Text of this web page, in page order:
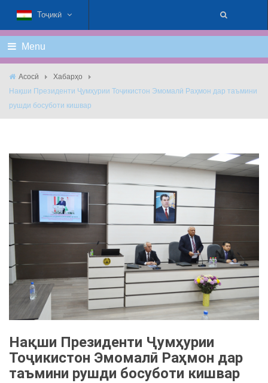
Тоҷикӣ
Menu
Асосӣ
Хабарҳо
Нақши Президенти Ҷумҳурии Тоҷикистон Эмомалӣ Раҳмон дар таъмини
рушди босуботи кишвар
Нақши Президенти Ҷумҳурии
Тоҷикистон Эмомалӣ Раҳмон дар
таъмини рушди босуботи кишвар